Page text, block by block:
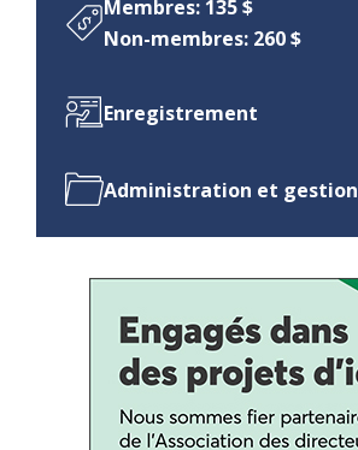
Membres: 135 $
Non-membres: 260 $
Enregistrement
Administration et gestion